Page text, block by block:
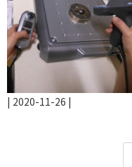
| 2020-11-26 |